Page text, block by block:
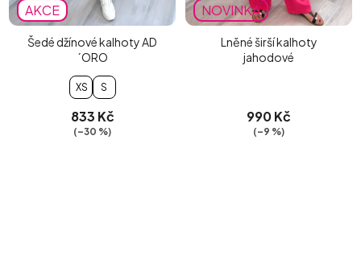
AKCE
Šedé džínové kalhoty AD
´ORO
XS S
833 Kč
(–30 %)
NOVINKA
Lněné širší kalhoty
jahodové
990 Kč
(–9 %)